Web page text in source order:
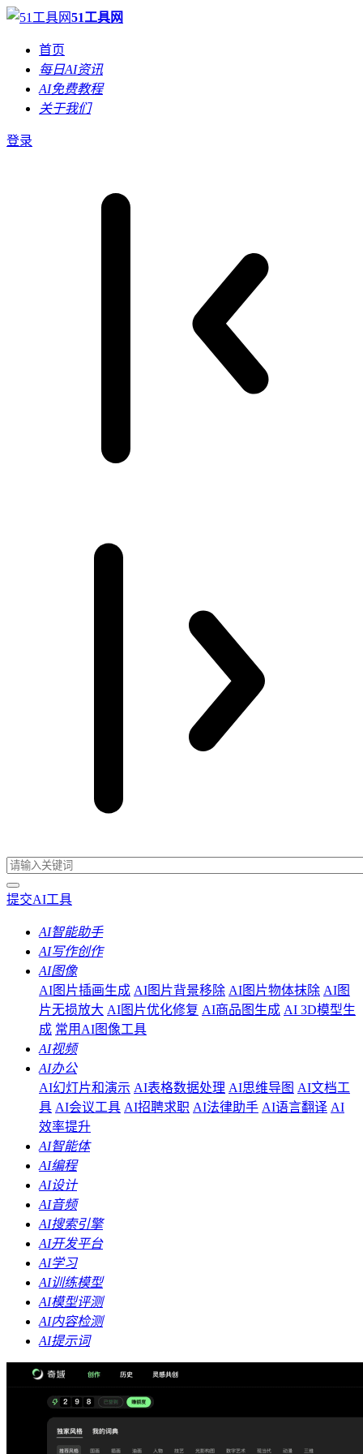
51工具网
首页
每日AI资讯
AI免费教程
关于我们
登录
提交AI工具
AI智能助手
AI写作创作
AI图像
AI图片插画生成 AI图片背景移除 AI图片物体抹除 AI图
片无损放大 AI图片优化修复 AI商品图生成 AI 3D模型生
成 常用AI图像工具
AI视频
AI办公
AI幻灯片和演示 AI表格数据处理 AI思维导图 AI文档工
具 AI会议工具 AI招聘求职 AI法律助手 AI语言翻译 AI
效率提升
AI智能体
AI编程
AI设计
AI音频
AI搜索引擎
AI开发平台
AI学习
AI训练模型
AI模型评测
AI内容检测
AI提示词